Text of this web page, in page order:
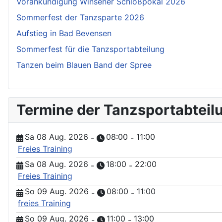
Sommerfest der Tanzsparte 2026
Aufstieg in Bad Bevensen
Sommerfest für die Tanzsportabteilung
Tanzen beim Blauen Band der Spree
Termine der
Sa 08 Aug. 2026 - 08:00 - 11:00
Freies Training
Sa 08 Aug. 2026 - 18:00 - 22:00
Freies Training
So 09 Aug. 2026 - 08:00 - 11:00
freies Training
So 09 Aug. 2026 - 11:00 - 13:00